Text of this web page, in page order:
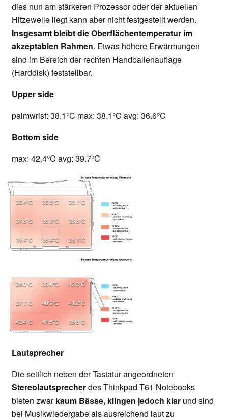
dies nun am stärkeren Prozessor oder der aktuellen
Hitzewelle liegt kann aber nicht festgestellt werden.
Insgesamt bleibt die Oberflächentemperatur im
akzeptablen Rahmen. Etwas höhere Erwärmungen
sind im Bereich der rechten Handballenauflage
(Harddisk) feststellbar.
Upper side
palmwrist: 38.1°C max: 38.1°C avg: 36.6°C
Bottom side
max: 42.4°C avg: 39.7°C
Lautsprecher
Die seitlich neben der Tastatur angeordneten
Stereolautsprecherdes Thinkpad T61 Notebooks
bieten zwarkaum Bässe, klingen jedoch klar und sind
bei Musikwiedergabe als ausreichend laut zu